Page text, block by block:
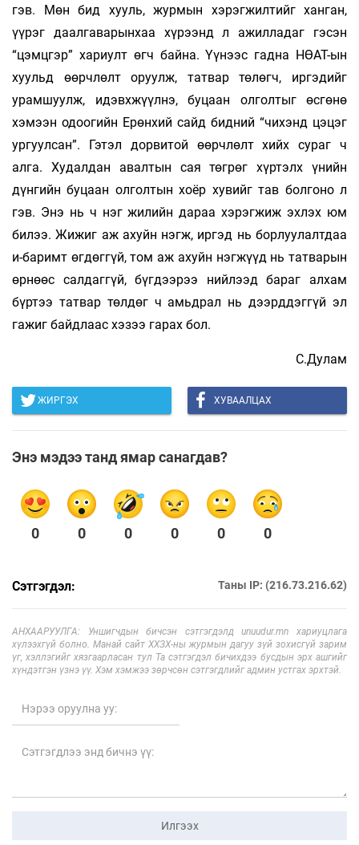
гэв. Мөн бид хууль, журмын хэрэгжилтийг ханган,
үүрэг даалгаварынхаа хүрээнд л ажилладаг гэсэн
“цэмцгэр” хариулт өгч байна. Үүнээс гадна НӨАТ-ын
хуульд өөрчлөлт оруулж, татвар төлөгч, иргэдийг
урамшуулж, идэвхжүүлнэ, буцаан олголтыг өсгөнө
хэмээн одоогийн Ерөнхий сайд бидний “чихэнд цэцэг
ургуулсан”. Гэтэл дорвитой өөрчлөлт хийх сураг ч
алга. Худалдан авалтын сая төгрөг хүртэлх үнийн
дүнгийн буцаан олголтын хоёр хувийг тав болгоно л
гэв. Энэ нь ч нэг жилийн дараа хэрэгжиж эхлэх юм
билээ. Жижиг аж ахуйн нэгж, иргэд нь борлуулалтдаа
и-баримт өгдөггүй, том аж ахуйн нэгжүүд нь татварын
өрнөөс салдаггүй, бүгдээрээ нийлээд бараг алхам
бүртээ татвар төлдөг ч амьдрал нь дээрддэггүй эл
гажиг байдлаас хэзээ гарах бол.
С.Дулам
ЖИРГЭХ ХУВААЛЦАХ
Энэ мэдээ танд ямар санагдав?
0 0 0 0 0 0
Сэтгэгдэл: Таны IP: (216.73.216.62)
АНХААРУУЛГА: Уншигчдын бичсэн сэтгэгдэлд unuudur.mn хариуцлага
хүлээхгүй болно. Манай сайт ХХЗХ-ны журмын дагуу зүй зохисгүй зарим
үг, хэллэгийг хязгаарласан тул Та сэтгэгдэл бичихдээ бусдын эрх ашгийг
хүндэтгэн үзнэ үү. Хэм хэмжээ зөрчсөн сэтгэгдлийг админ устгах эрхтэй.
Илгээх